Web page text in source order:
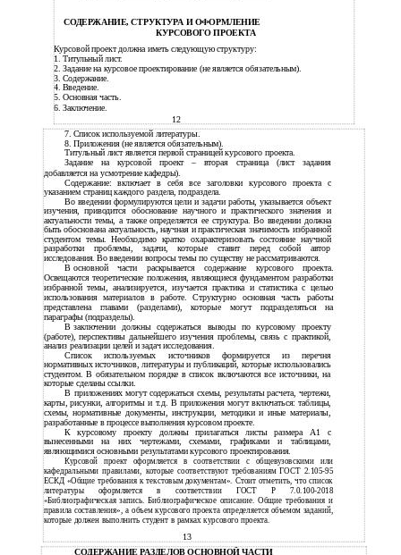
СОДЕРЖАНИЕ, СТРУКТУРА И ОФОРМЛЕНИЕ
КУРСОВОГО ПРОЕКТА
Курсовой проект должна иметь следующую структуру:
1. Титульный лист.
2. Задание на курсовое проектирование (не является обязательным).
3. Содержание.
4. Введение.
5. Основная часть.
6. Заключение.
12
7. Список используемой литературы.
8. Приложения (не является обязательным).
Титульный лист является первой страницей курсового проекта.
Задание на курсовой проект – вторая страница (лист задания
добавляется на усмотрение кафедры).
Содержание: включает в себя все заголовки курсового проекта с
указанием страниц каждого раздела, подраздела.
Во введении формулируются цели и задачи работы, указывается объект
изучения, приводится обоснование научного и практического значения и
актуальности темы, а также определяется ее структура. Во введении должна
быть обоснована актуальность, научная и практическая значимость избранной
студентом темы. Необходимо кратко охарактеризовать состояние научной
разработки проблемы, задачи, которые ставит перед собой автор
исследования. Во введении вопросы темы по существу не рассматриваются.
В основной части раскрывается содержание курсового проекта.
Освещаются теоретические положения, являющиеся фундаментом разработки
избранной темы, анализируется, изучается практика и статистика с целью
использования материалов в работе. Структурно основная часть работы
представлена главами (разделами), которые могут подразделяться на
параграфы (подразделы).
В заключении должны содержаться выводы по курсовому проекту
(работе), перспективы дальнейшего изучения проблемы, связь с практикой,
анализ реализации целей и задач исследования.
Список используемых источников формируется из перечня
нормативных источников, литературы и публикаций, которые использовались
студентом. В обязательном порядке в список включаются все источники, на
которые сделаны ссылки.
В приложениях могут содержаться схемы, результаты расчета, чертежи,
карты, рисунки, алгоритмы и т.д. В приложения могут включаться: таблицы,
схемы, нормативные документы, инструкции, методики и иные материалы,
разработанные в процессе выполнения курсовом проекте.
К курсовому проекту должны прилагаться листы размера А1 с
вынесенными на них чертежами, схемами, графиками и таблицами,
являющимися основными результатами курсового проектирования.
Курсовой проект оформляется в соответствии с общевузовскими или
кафедральными правилами, которые соответствуют требованиям ГОСТ 2.105-95
ЕСКД «Общие требования к текстовым документам». Стоит отметить, что список
литературы оформляется в соответствии ГОСТ Р 7.0.100-2018
«Библиографическая запись. Библиографическое описание. Общие требования и
правила составления», а объем курсового проекта определяется объемом заданий,
которые должен выполнить студент в рамках курсового проекта.
13
СОДЕРЖАНИЕ РАЗДЕЛОВ ОСНОВНОЙ ЧАСТИ